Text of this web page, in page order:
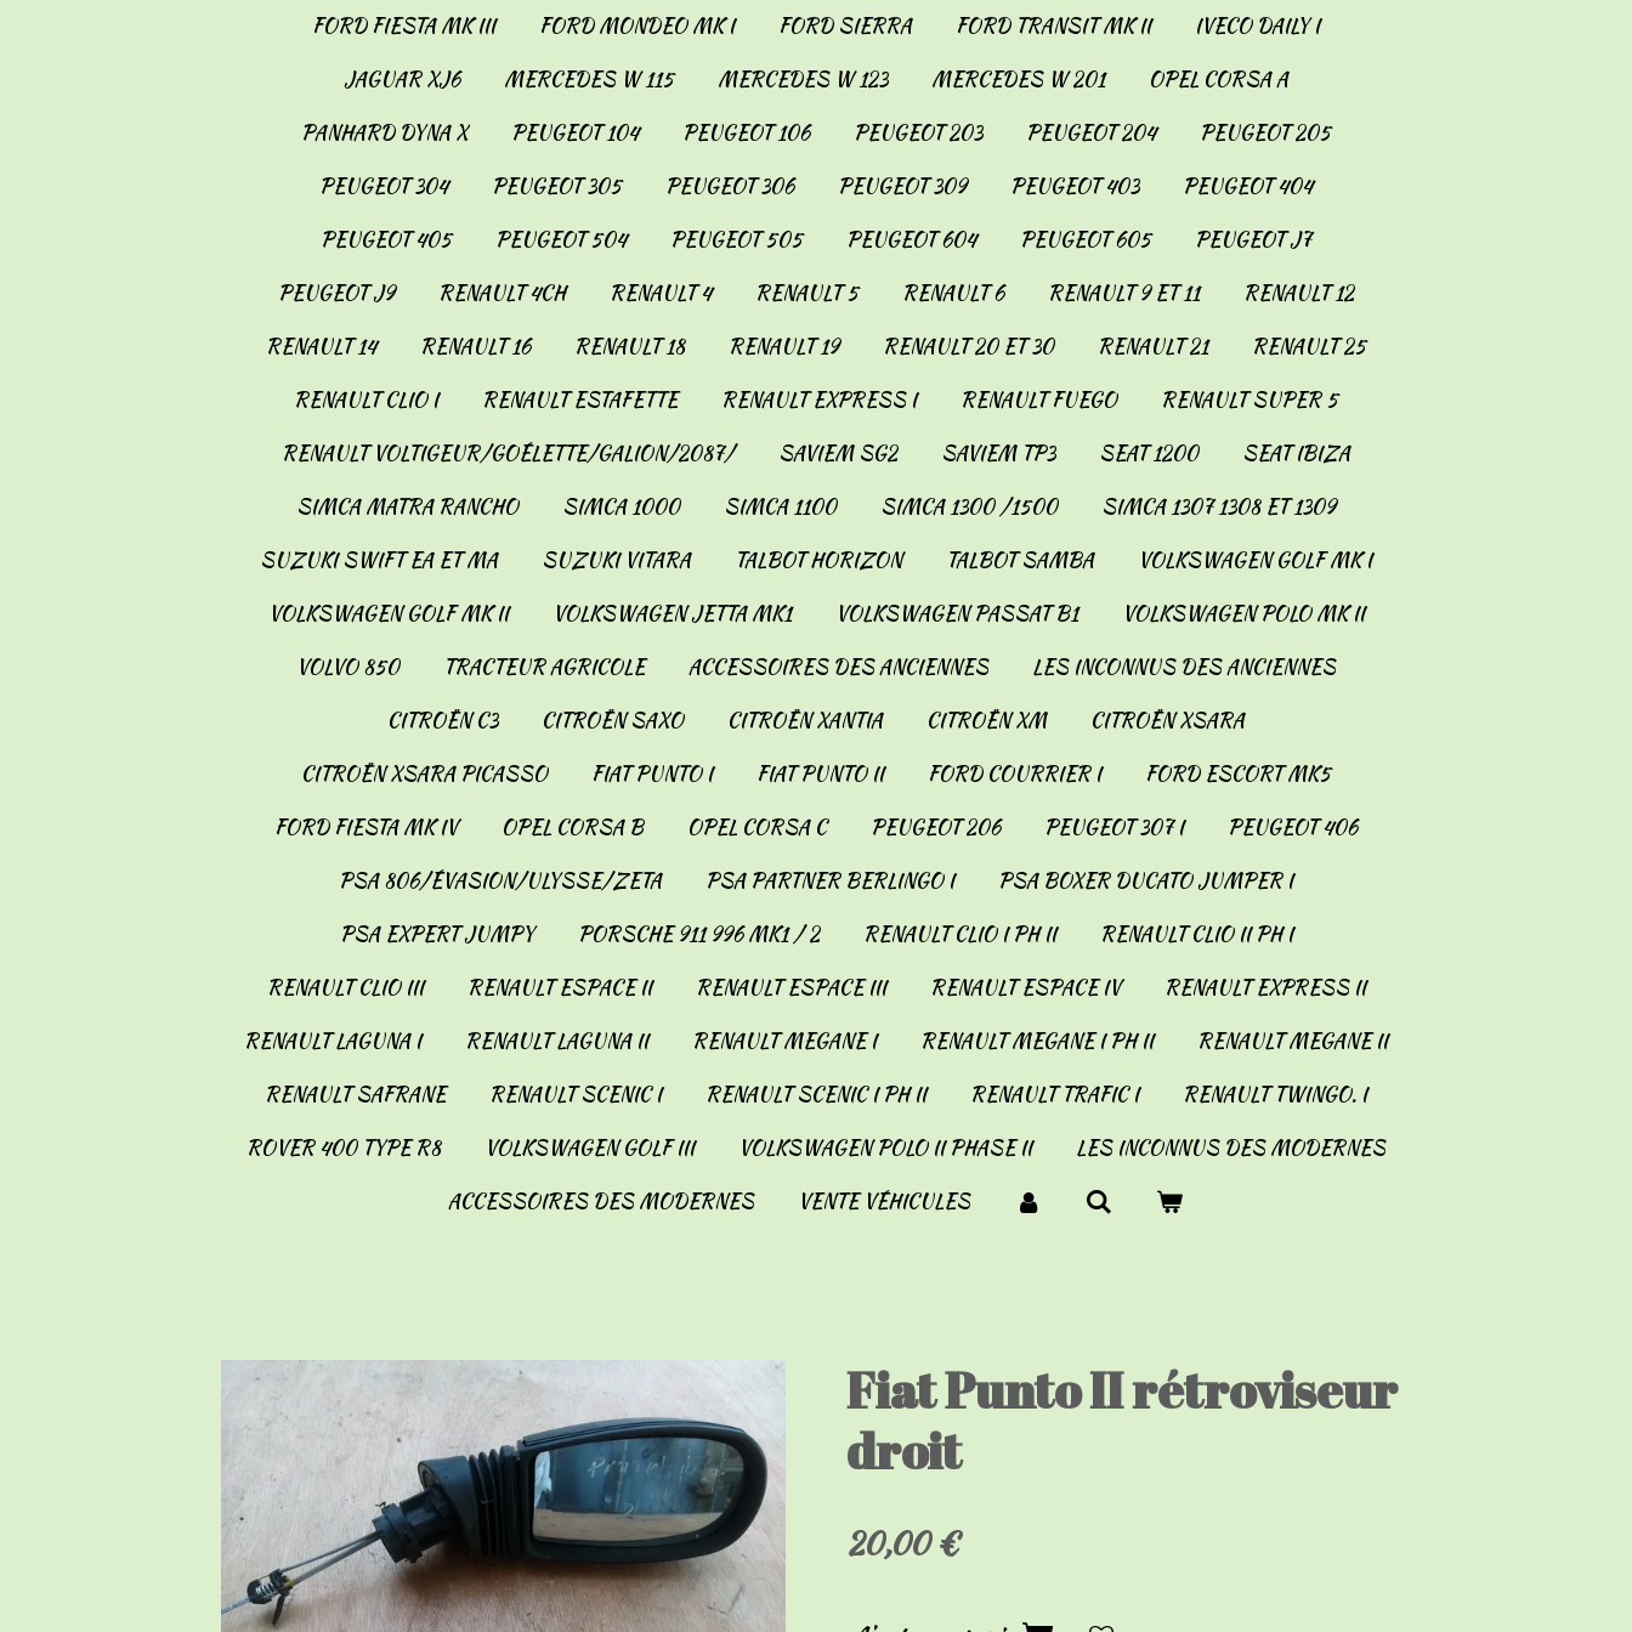
FORD FIESTA MK III
FORD MONDEO MK I FORD SIERRA FORD TRANSIT MK II
IVECO DAILY I
JAGUAR XJ6
MERCEDES W 115 MERCEDES W 123 MERCEDES W 201
OPEL CORSA A
PANHARD DYNA X
PEUGEOT 104 PEUGEOT 106 PEUGEOT 203 PEUGEOT 204
PEUGEOT 205
PEUGEOT 304
PEUGEOT 305 PEUGEOT 306 PEUGEOT 309 PEUGEOT 403
PEUGEOT 404
PEUGEOT 405
PEUGEOT 504 PEUGEOT 505 PEUGEOT 604 PEUGEOT 605
PEUGEOT J7
PEUGEOT J9
RENAULT 4CH RENAULT 4 RENAULT 5 RENAULT 6 RENAULT 9 ET 11
RENAULT 12
RENAULT 14
RENAULT 16 RENAULT 18 RENAULT 19 RENAULT 20 ET 30 RENAULT 21
RENAULT 25
RENAULT CLIO I
RENAULT ESTAFETTE RENAULT EXPRESS I RENAULT FUEGO
RENAULT SUPER 5
RENAULT VOLTIGEUR/GOÉLETTE/GALION/2087/
SAVIEM SG2 SAVIEM TP3 SEAT 1200
SEAT IBIZA
SIMCA MATRA RANCHO
SIMCA 1000 SIMCA 1100 SIMCA 1300 /1500
SIMCA 1307 1308 ET 1309
SUZUKI SWIFT EA ET MA
SUZUKI VITARA TALBOT HORIZON TALBOT SAMBA
VOLKSWAGEN GOLF MK I
VOLKSWAGEN GOLF MK II
VOLKSWAGEN JETTA MK1 VOLKSWAGEN PASSAT B1
VOLKSWAGEN POLO MK II
VOLVO 850
TRACTEUR AGRICOLE ACCESSOIRES DES ANCIENNES
LES INCONNUS DES ANCIENNES
CITROËN C3
CITROËN SAXO CITROËN XANTIA CITROËN XM
CITROËN XSARA
CITROËN XSARA PICASSO
FIAT PUNTO I FIAT PUNTO II FORD COURRIER I
FORD ESCORT MK5
FORD FIESTA MK IV
OPEL CORSA B OPEL CORSA C PEUGEOT 206 PEUGEOT 307 I
PEUGEOT 406
PSA 806/ÉVASION/ULYSSE/ZETA
PSA PARTNER BERLINGO I
PSA BOXER DUCATO JUMPER I
PSA EXPERT JUMPY
PORSCHE 911 996 MK1 / 2 RENAULT CLIO I PH II
RENAULT CLIO II PH I
RENAULT CLIO III
RENAULT ESPACE II RENAULT ESPACE III RENAULT ESPACE IV
RENAULT EXPRESS II
RENAULT LAGUNA I
RENAULT LAGUNA II RENAULT MEGANE I RENAULT MEGANE I PH II
RENAULT MEGANE II
RENAULT SAFRANE
RENAULT SCENIC I RENAULT SCENIC I PH II RENAULT TRAFIC I
RENAULT TWINGO. I
ROVER 400 TYPE R8
VOLKSWAGEN GOLF III VOLKSWAGEN POLO II PHASE II
LES INCONNUS DES MODERNES
ACCESSOIRES DES MODERNES
VENTE VÉHICULES
Fiat Punto II rétroviseur
droit
20,00 €